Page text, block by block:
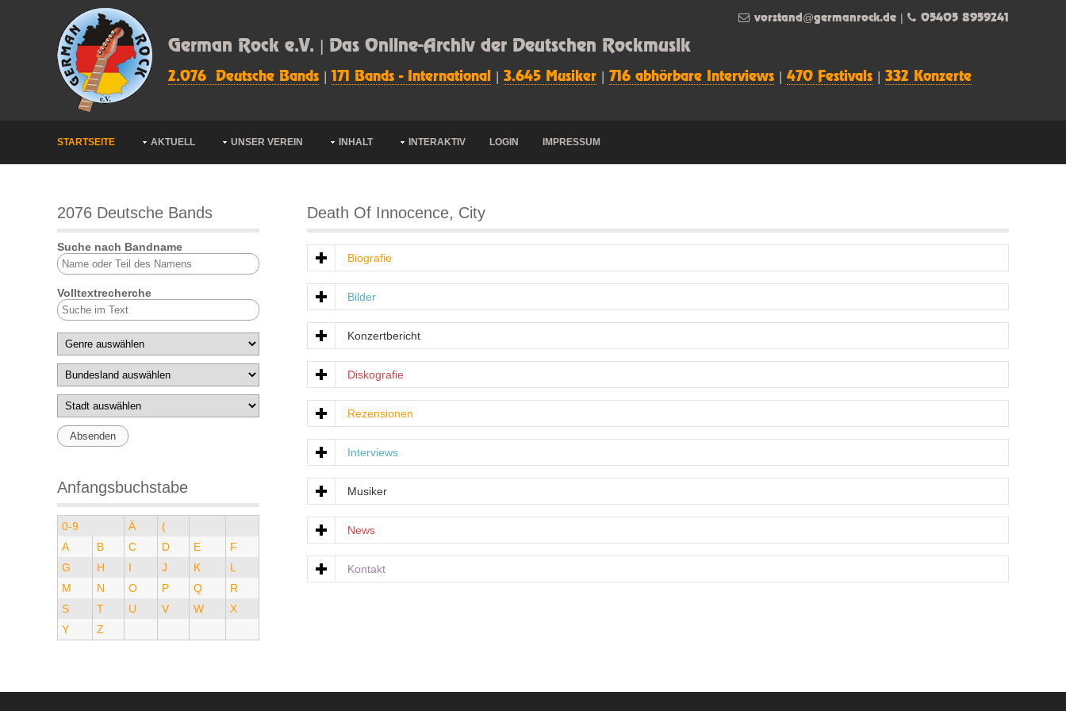
German Rock e.V. | Das Online-Archiv der Deutschen Rockmusik
2.076 Deutsche Bands 171 Bands - International 3.645 Musiker 716 abhörbare Interviews 470 Festivals 332 Konzerte
vorstand@germanrock.de 05405 8959241
STARTSEITE AKTUELL UNSER VEREIN INHALT INTERAKTIV LOGIN IMPRESSUM
2076 Deutsche Bands
Suche nach Bandname
Volltextrecherche
Anfangsbuchstabe
0-9 Ä
(
A
B C D E
F
G
H I J K
L
M
N O P Q
R
S
T U V W
X
Y
Z
Death Of Innocence, City
Biografie
Bilder
Konzertbericht
Diskografie
Rezensionen
Interviews
Musiker
News
Kontakt